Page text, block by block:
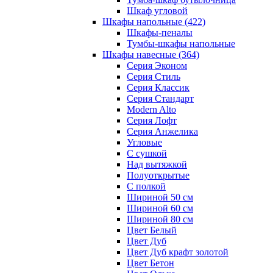
Шкаф угловой
Шкафы напольные (422)
Шкафы-пеналы
Тумбы-шкафы напольные
Шкафы навесные (364)
Серия Эконом
Серия Стиль
Серия Классик
Серия Стандарт
Modern Alto
Серия Лофт
Серия Анжелика
Угловые
С сушкой
Над вытяжкой
Полуоткрытые
С полкой
Шириной 50 см
Шириной 60 см
Шириной 80 см
Цвет Белый
Цвет Дуб
Цвет Дуб крафт золотой
Цвет Бетон